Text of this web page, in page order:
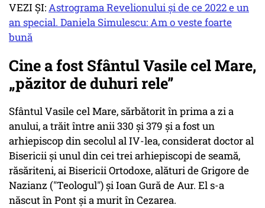
VEZI ȘI:Astrograma Revelionului și de ce 2022 e un
an special. Daniela Simulescu: Am o veste foarte
bună
Cine a fost Sfântul Vasile cel Mare,
„păzitor de duhuri rele”
Sfântul Vasile cel Mare, sărbătorit în prima a zi a
anului, a trăit între anii 330 şi 379 şi a fost un
arhiepiscop din secolul al IV-lea, considerat doctor al
Bisericii şi unul din cei trei arhiepiscopi de seamă,
răsăriteni, ai Bisericii Ortodoxe, alături de Grigore de
Nazianz ("Teologul") şi Ioan Gură de Aur. El s-a
născut în Pont şi a murit în Cezarea.